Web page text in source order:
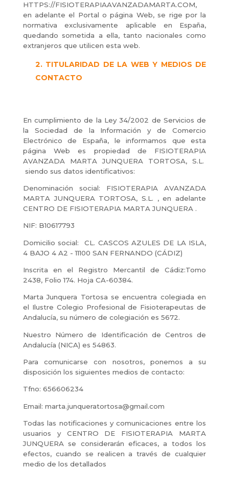
HTTPS://FISIOTERAPIAAVANZADAMARTA.COM,
en adelante el Portal o página Web, se rige por la
normativa exclusivamente aplicable en España,
quedando sometida a ella, tanto nacionales como
extranjeros que utilicen esta web.
TITULARIDAD DE LA WEB Y MEDIOS DE
CONTACTO
En cumplimiento de la Ley 34/2002 de Servicios de
la Sociedad de la Información y de Comercio
Electrónico de España, le informamos que esta
página Web es propiedad de FISIOTERAPIA
AVANZADA MARTA JUNQUERA TORTOSA, S.L.
siendo sus datos identificativos:
Denominación social: FISIOTERAPIA AVANZADA
MARTA JUNQUERA TORTOSA, S.L. , en adelante
CENTRO DE FISIOTERAPIA MARTA JUNQUERA .
NIF: B10617793
Domicilio social: CL. CASCOS AZULES DE LA ISLA,
4 BAJO 4 A2 - 11100 SAN FERNANDO (CÁDIZ)
Inscrita en el Registro Mercantil de Cádiz:Tomo
2438, Folio 174. Hoja CA-60384.
Marta Junquera Tortosa se encuentra colegiada en
el Ilustre Colegio Profesional de Fisioterapeutas de
Andalucía, su número de colegiación es 5672.
Nuestro Número de Identificación de Centros de
Andalucía (NICA) es 54863.
Para comunicarse con nosotros, ponemos a su
disposición los siguientes medios de contacto:
Tfno: 656606234
Email: marta.junqueratortosa@gmail.com
Todas las notificaciones y comunicaciones entre los
usuarios y CENTRO DE FISIOTERAPIA MARTA
JUNQUERA se considerarán eficaces, a todos los
efectos, cuando se realicen a través de cualquier
medio de los detallados